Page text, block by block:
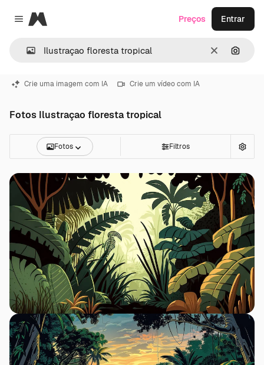
Close menu
Magnific
Limpar
Preços Entrar
Crie uma imagem com IA Crie um vídeo com IA
Fotos Ilustraçao floresta tropical
Fotos Filtros